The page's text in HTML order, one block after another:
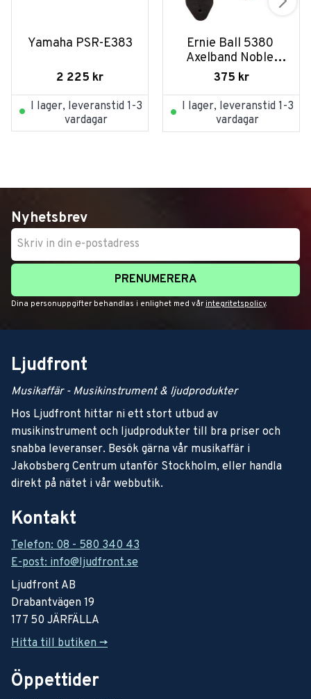
Yamaha PSR-E383
2 225 kr
I lager, leveranstid 1-3
vardagar
Ernie Ball 5380
Axelband Noble
Rose
375 kr
I lager, leveranstid 1-3
vardagar
Nyhetsbrev
PRENUMERERA
Dina personuppgifter behandlas i enlighet med vår integritetspolicy.
Ljudfront
Musikaffär - Musikinstrument & ljudprodukter
Hos Ljudfront hittar ni ett stort utbud av
musikinstrument och ljudprodukter till bra priser och
snabba leveranser. Besök gärna vår musikaffär i
Jakobsberg Centrum utanför Stockholm, eller handla
direkt på nätet i vår webbutik.
Kontakt
Telefon: 08 - 580 340 43
E-post: info@ljudfront.se
Ljudfront AB
Drabantvägen 19
177 50 JÄRFÄLLA
Hitta till butiken ->
Öppettider